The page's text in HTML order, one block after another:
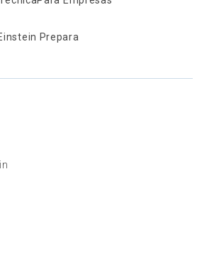
Prepara